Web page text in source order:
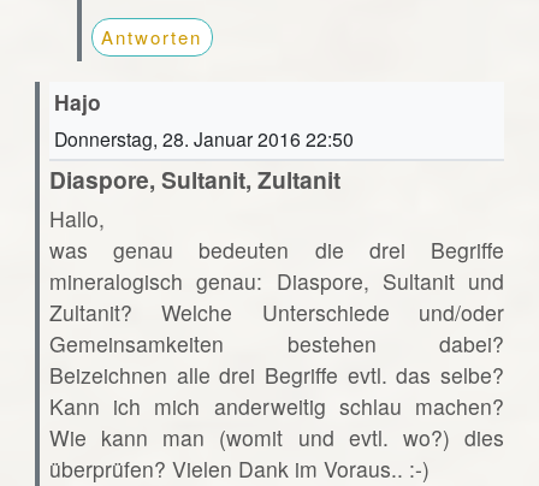
Antworten
Hajo
Donnerstag, 28. Januar 2016 22:50
Diaspore, Sultanit, Zultanit
Hallo,
was genau bedeuten die drei Begriffe
mineralogisch genau: Diaspore, Sultanit und
Zultanit? Welche Unterschiede und/oder
Gemeinsamkeiten bestehen dabei?
Beizeichnen alle drei Begriffe evtl. das selbe?
Kann ich mich anderweitig schlau machen?
Wie kann man (womit und evtl. wo?) dies
überprüfen? Vielen Dank im Voraus.. :-)